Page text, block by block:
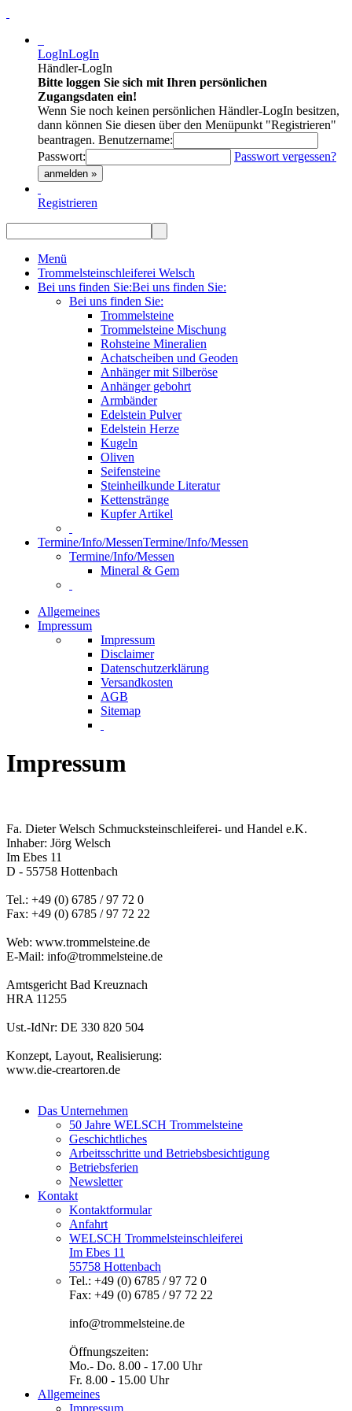
LogInLogIn
Händler-LogIn
Bitte loggen Sie sich mit Ihren persönlichen
Zugangsdaten ein!
Wenn Sie noch keinen persönlichen Händler-LogIn besitzen,
dann können Sie diesen über den Menüpunkt "Registrieren"
beantragen. Benutzername:
Passwort:
Passwort vergessen?
anmelden »
Registrieren
Menü
Trommelsteinschleiferei Welsch
Bei uns finden Sie:Bei uns finden Sie:
Bei uns finden Sie:
Trommelsteine
Trommelsteine Mischung
Rohsteine Mineralien
Achatscheiben und Geoden
Anhänger mit Silberöse
Anhänger gebohrt
Armbänder
Edelstein Pulver
Edelstein Herze
Kugeln
Oliven
Seifensteine
Steinheilkunde Literatur
Kettenstränge
Kupfer Artikel
Termine/Info/MessenTermine/Info/Messen
Termine/Info/Messen
Mineral & Gem
Allgemeines
Impressum
Impressum
Disclaimer
Datenschutzerklärung
Versandkosten
AGB
Sitemap
Impressum
Fa. Dieter Welsch Schmucksteinschleiferei- und Handel e.K.
Inhaber: Jörg Welsch
Im Ebes 11
D - 55758 Hottenbach
Tel.: +49 (0) 6785 / 97 72 0
Fax: +49 (0) 6785 / 97 72 22
Web: www.trommelsteine.de
E-Mail: info@trommelsteine.de
Amtsgericht Bad Kreuznach
HRA 11255
Ust.-IdNr: DE 330 820 504
Konzept, Layout, Realisierung:
www.die-creartoren.de
Das Unternehmen
50 Jahre WELSCH Trommelsteine
Geschichtliches
Arbeitsschritte und Betriebsbesichtigung
Betriebsferien
Newsletter
Kontakt
Kontaktformular
Anfahrt
WELSCH Trommelsteinschleiferei
Im Ebes 11
55758 Hottenbach
Tel.: +49 (0) 6785 / 97 72 0
Fax: +49 (0) 6785 / 97 72 22
info@trommelsteine.de
Öffnungszeiten:
Mo.- Do. 8.00 - 17.00 Uhr
Fr. 8.00 - 15.00 Uhr
Allgemeines
Impressum